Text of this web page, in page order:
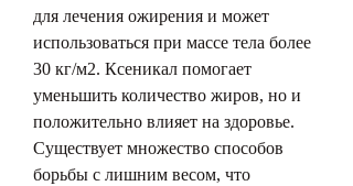
для лечения ожирения и может
использоваться при массе тела более
30 кг/м2. Ксеникал помогает
уменьшить количество жиров, но и
положительно влияет на здоровье.
Существует множество способов
борьбы с лишним весом, что